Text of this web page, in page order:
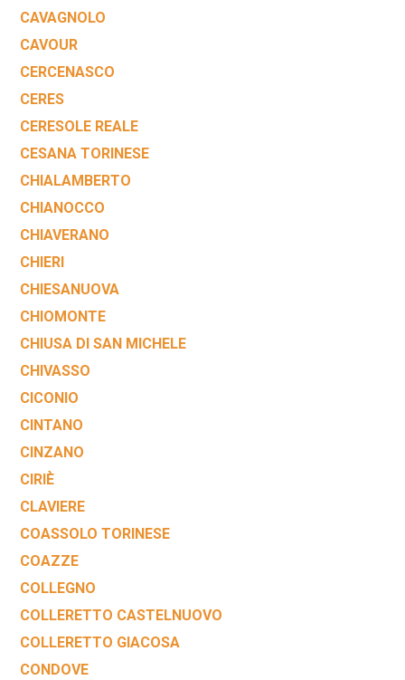
CAVAGNOLO
CAVOUR
CERCENASCO
CERES
CERESOLE REALE
CESANA TORINESE
CHIALAMBERTO
CHIANOCCO
CHIAVERANO
CHIERI
CHIESANUOVA
CHIOMONTE
CHIUSA DI SAN MICHELE
CHIVASSO
CICONIO
CINTANO
CINZANO
CIRIÈ
CLAVIERE
COASSOLO TORINESE
COAZZE
COLLEGNO
COLLERETTO CASTELNUOVO
COLLERETTO GIACOSA
CONDOVE